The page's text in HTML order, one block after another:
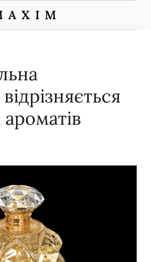
A X I M